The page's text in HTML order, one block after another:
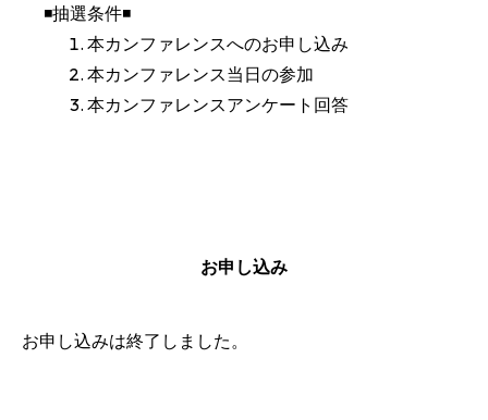
◾️抽選条件◾️
本カンファレンスへのお申し込み
本カンファレンス当日の参加
本カンファレンスアンケート回答
お申し込み
お申し込みは終了しました。